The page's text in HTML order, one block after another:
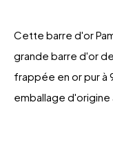
Cette barre d'or
grande barre d'or
frappée en or pur à
emballage